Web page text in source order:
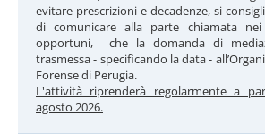
evitare prescrizioni e decadenze, si
di comunicare alla parte chiamata
opportuni, che la domanda di
trasmessa - specificando la data -
Forense di Perugia.
L'attività riprenderà regolarmente a
agosto 2026.